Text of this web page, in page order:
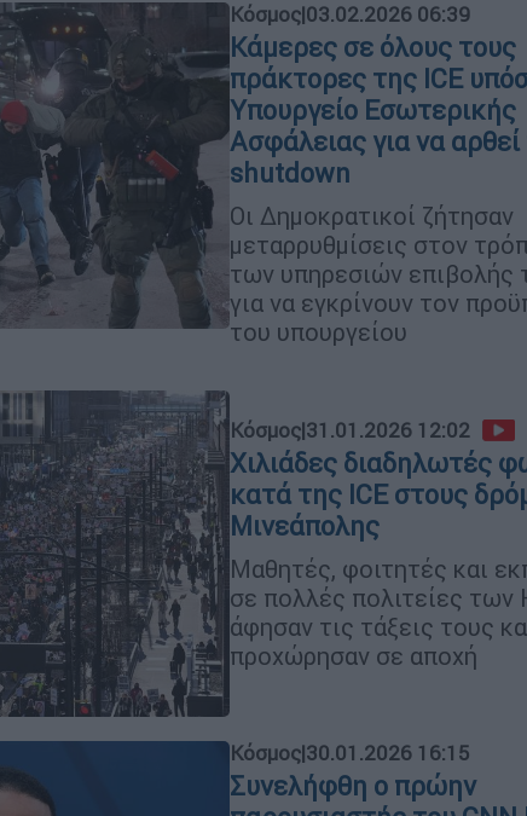
Κόσμος|03.02.2026 06:39
Κάμερες σε όλους τους
πράκτορες της ICE
Υπουργείο Εσωτερικής
Ασφάλειας για να αρθεί
shutdown
Οι Δημοκρατικοί ζήτησαν
μεταρρυθμίσεις στον
των υπηρεσιών επιβολής
για να εγκρίνουν τον
του υπουργείου
Κόσμος|31.01.2026 12:02
Χιλιάδες διαδηλωτές
κατά της ICE στους
Μινεάπολης
Μαθητές, φοιτητές και
σε πολλές πολιτείες
άφησαν τις τάξεις τους
προχώρησαν σε αποχή
Κόσμος|30.01.2026 16:15
Συνελήφθη ο πρώην